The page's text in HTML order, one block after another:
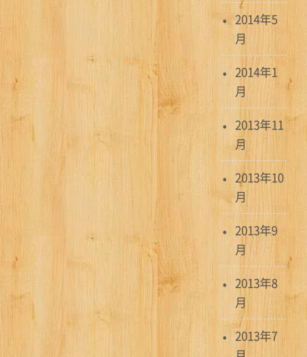
2014年5
月
2014年1
月
2013年11
月
2013年10
月
2013年9
月
2013年8
月
2013年7